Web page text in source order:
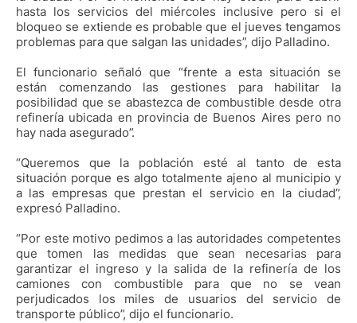
hasta los servicios del miércoles inclusive pero si el
bloqueo se extiende es probable que el jueves tengamos
problemas para que salgan las unidades”, dijo Palladino.
El funcionario señaló que “frente a esta situación se
están comenzando las gestiones para habilitar la
posibilidad que se abastezca de combustible desde otra
refinería ubicada en provincia de Buenos Aires pero no
hay nada asegurado”.
“Queremos que la población esté al tanto de esta
situación porque es algo totalmente ajeno al municipio y
a las empresas que prestan el servicio en la ciudad”,
expresó Palladino.
“Por este motivo pedimos a las autoridades competentes
que tomen las medidas que sean necesarias para
garantizar el ingreso y la salida de la refinería de los
camiones con combustible para que no se vean
perjudicados los miles de usuarios del servicio de
transporte público”, dijo el funcionario.